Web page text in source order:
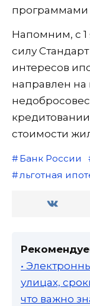
программами
Напомним, с 1
силу
интересов
направлен на
стоимости
Банк России
льготная
•
улицах,
что важно